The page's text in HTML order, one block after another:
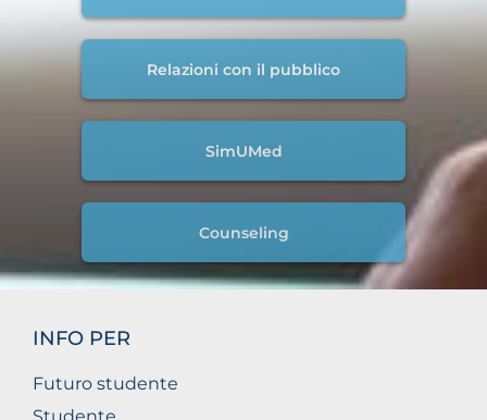
Relazioni con il pubblico
SimUMed
Counseling
INFO PER
Futuro studente